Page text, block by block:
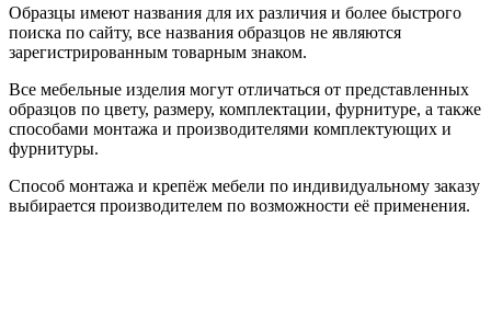
Образцы имеют названия для их различия и более быстрого
поиска по сайту, все названия образцов не являются
зарегистрированным товарным знаком.
Все мебельные изделия могут отличаться от представленных
образцов по цвету, размеру, комплектации, фурнитуре, а также
способами монтажа и производителями комплектующих и
фурнитуры.
Способ монтажа и крепёж мебели по индивидуальному заказу
выбирается производителем по возможности её применения.